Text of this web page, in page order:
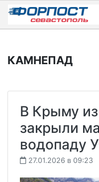
Skip
content
КАМНЕПАД
В Крыму
закрыли
водопаду
27.01.2026 в 09:23